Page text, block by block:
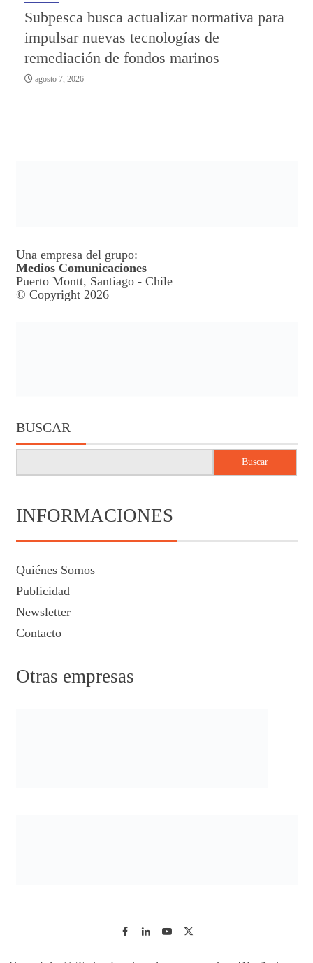
Subpesca busca actualizar normativa para
impulsar nuevas tecnologías de
remediación de fondos marinos
agosto 7, 2026
Una empresa del grupo:
Medios Comunicaciones
Puerto Montt, Santiago - Chile
© Copyright 2026
BUSCAR
Buscar
INFORMACIONES
Quiénes Somos
Publicidad
Newsletter
Contacto
Otras empresas